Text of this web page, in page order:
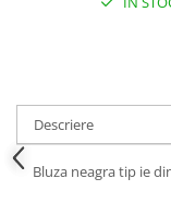
Descriere
Bluza neagra tip ie